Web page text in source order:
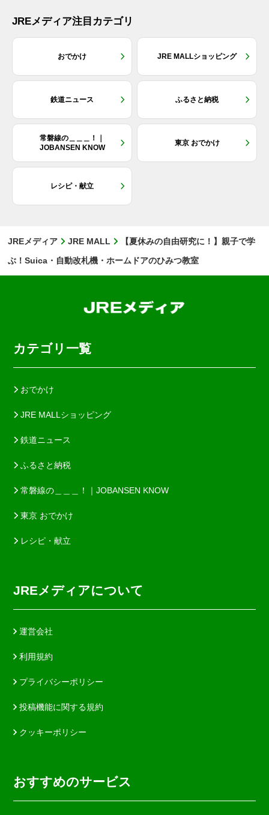
JREメディア注目カテゴリ
おでかけ JRE MALLショッピング
鉄道ニュース ふるさと納税
常磐線の＿＿＿！｜
JOBANSEN KNOW
東京 おでかけ
レシピ・献立
JREメディア JRE MALL
【夏休みの自由研究に！】親子で学
ぶ！Suica・自動改札機・ホームドアのひみつ教室
カテゴリ一覧
おでかけ
JRE MALLショッピング
鉄道ニュース
ふるさと納税
常磐線の＿＿＿！｜JOBANSEN KNOW
東京 おでかけ
レシピ・献立
JREメディアについて
運営会社
利用規約
プライバシーポリシー
投稿機能に関する規約
クッキーポリシー
おすすめのサービス